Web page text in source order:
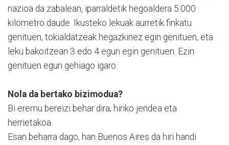
nazioa da zabalean, iparraldetik hegoaldera 5.000
kilometro daude. Ikusteko lekuak aurretik finkatu
genituen, tokialdatzeak hegazkinez egin genituen, eta
leku bakoitzean 3 edo 4 egun egin genituen. Ezin
genituen egun gehiago igaro.
Nola da bertako bizimodua?
Bi eremu bereizi behar dira; hiriko jendea eta
herrietakoa.
Esan beharra dago, han Buenos Aires da hiri handi